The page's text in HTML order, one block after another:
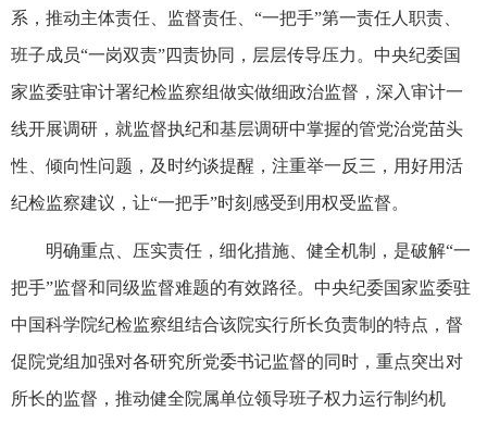
系，推动主体责任、监督责任、“一把手”第一责任人职责、
班子成员“一岗双责”四责协同，层层传导压力。中央纪委国
家监委驻审计署纪检监察组做实做细政治监督，深入审计一
线开展调研，就监督执纪和基层调研中掌握的管党治党苗头
性、倾向性问题，及时约谈提醒，注重举一反三，用好用活
纪检监察建议，让“一把手”时刻感受到用权受监督。
明确重点、压实责任，细化措施、健全机制，是破解“一
把手”监督和同级监督难题的有效路径。中央纪委国家监委驻
中国科学院纪检监察组结合该院实行所长负责制的特点，督
促院党组加强对各研究所党委书记监督的同时，重点突出对
所长的监督，推动健全院属单位领导班子权力运行制约机